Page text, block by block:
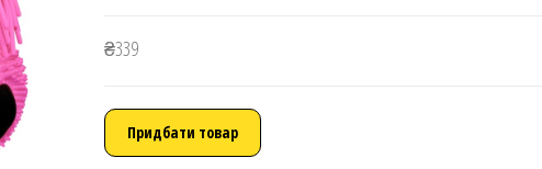
₴339
Придбати товар